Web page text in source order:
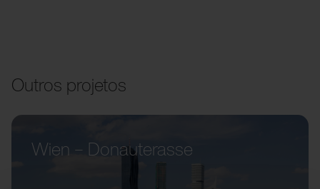
Outros projetos
Wien – Donauterasse